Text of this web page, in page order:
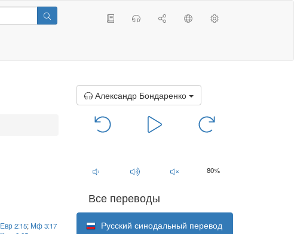
Евр 2:15; Мф 3:17
Александр Бондаренко
80%
Все переводы
Русский синодальный перевод